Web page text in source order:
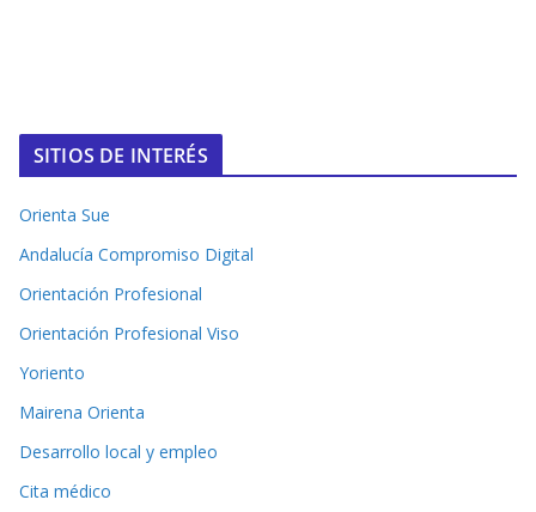
SITIOS DE INTERÉS
Orienta Sue
Andalucía Compromiso Digital
Orientación Profesional
Orientación Profesional Viso
Yoriento
Mairena Orienta
Desarrollo local y empleo
Cita médico